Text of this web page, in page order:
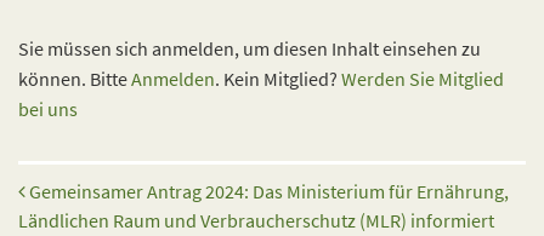
Sie müssen sich anmelden, um diesen Inhalt einsehen zu
können. BitteAnmelden. Kein Mitglied? Werden Sie Mitglied
bei uns
Beitrags-Navigation
Gemeinsamer Antrag 2024: Das Ministerium für Ernährung,
Ländlichen Raum und Verbraucherschutz (MLR) informiert